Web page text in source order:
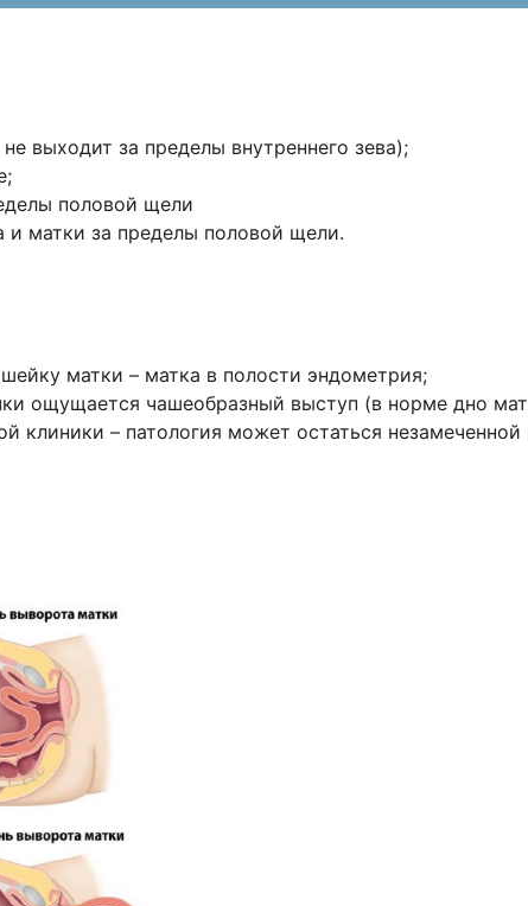
выходит за пределы внутреннего зева);
половой щели
и матки за пределы половой щели.
матки – матка в полости эндометрия;
ощущается чашеобразный выступ (в норме дно
клиники – патология может остаться незамеченной